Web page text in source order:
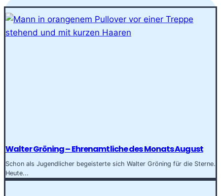
Walter Gröning – Ehrenamtliche des Monats August
Schon als Jugendlicher begeisterte sich Walter Gröning für die Sterne.
Heute...